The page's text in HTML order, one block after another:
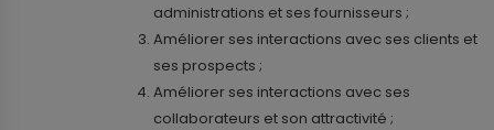
administrations et ses fournisseurs ;
Améliorer ses interactions avec ses clients et
ses prospects ;
Améliorer ses interactions avec ses
collaborateurs et son attractivité ;